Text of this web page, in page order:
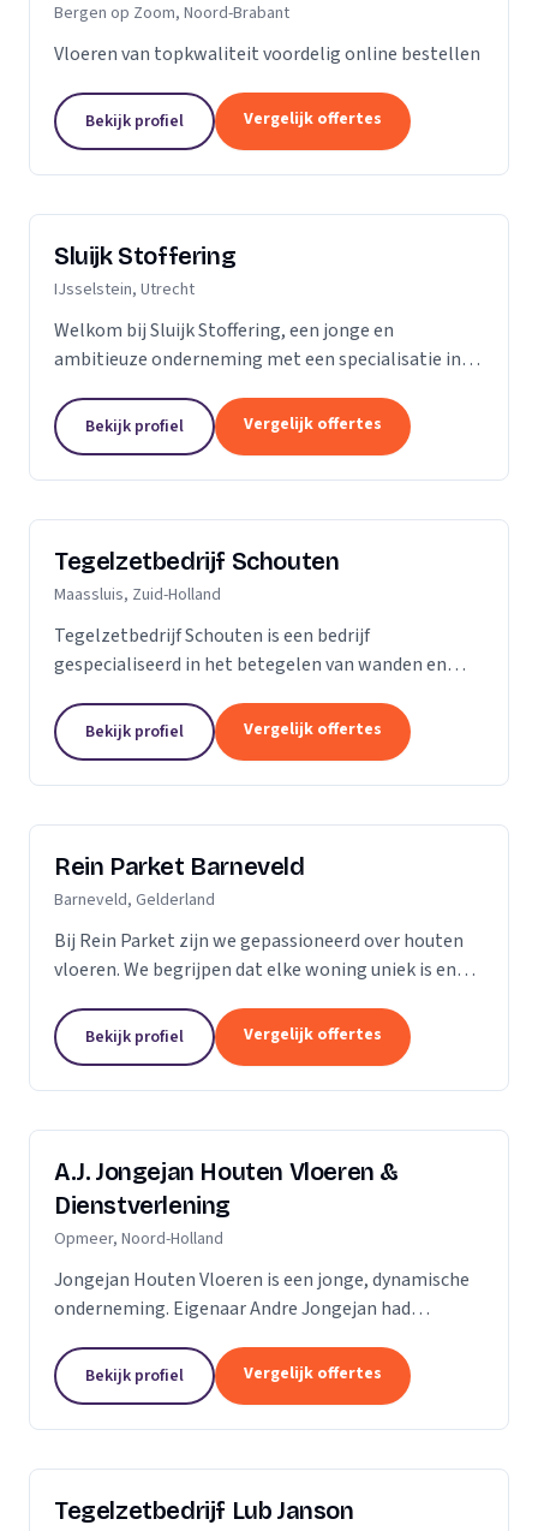
Bergen op Zoom, Noord-Brabant
Vloeren van topkwaliteit voordelig online bestellen
Bekijk profiel Vergelijk offertes
Sluijk Stoffering
IJsselstein, Utrecht
Welkom bij Sluijk Stoffering, een jonge en
ambitieuze onderneming met een specialisatie in
kunnen we zeggen dat we al 20 jaar onze expertise...
Bekijk profiel Vergelijk offertes
Tegelzetbedrijf Schouten
Maassluis, Zuid-Holland
Tegelzetbedrijf Schouten is een bedrijf
gespecialiseerd in het betegelen van wanden en
bedrijven als particulieren. Nieuwbouw- of
renovatieprojecten,...
Bekijk profiel Vergelijk offertes
Rein Parket Barneveld
Barneveld, Gelderland
Bij Rein Parket zijn we gepassioneerd over houten
vloeren. We begrijpen dat elke woning uniek is en
past bij uw stijl en behoeften. Of u nu op zoek...
Bekijk profiel Vergelijk offertes
A.J. Jongejan Houten Vloeren &
Dienstverlening
Opmeer, Noord-Holland
Jongejan Houten Vloeren is een jonge, dynamische
onderneming. Eigenaar Andre Jongejan had
timmerbranche, toen hij in 2004 met zijn eigen
bedrijf van start ging....
Bekijk profiel Vergelijk offertes
Tegelzetbedrijf Lub Janson